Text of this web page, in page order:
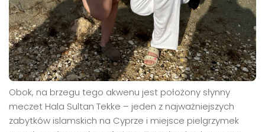
Obok, na brzegu tego akwenu jest położony słynny
meczet Hala Sultan Tekke – jeden z najważniejszych
zabytków islamskich na Cyprze i miejsce pielgrzymek